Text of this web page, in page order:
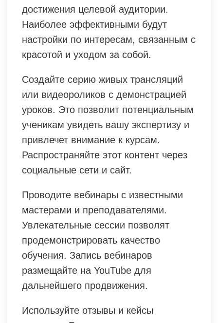
достижения целевой аудитории.
Наиболее эффективными будут
настройки по интересам, связанным с
красотой и уходом за собой.
Создайте серию живых трансляций
или видеороликов с демонстрацией
уроков. Это позволит потенциальным
ученикам увидеть вашу экспертизу и
привлечет внимание к курсам.
Распространяйте этот контент через
социальные сети и сайт.
Проводите вебинары с известными
мастерами и преподавателями.
Увлекательные сессии позволят
продемонстрировать качество
обучения. Запись вебинаров
размещайте на YouTube для
дальнейшего продвижения.
Используйте отзывы и кейсы